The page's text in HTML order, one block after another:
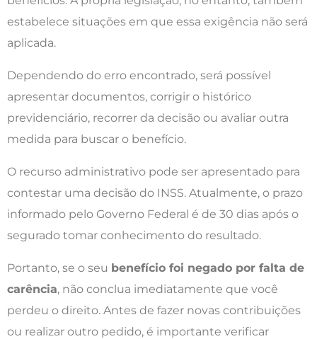
estabelece situações em que essa exigência não será
aplicada.
Dependendo do erro encontrado, será possível
apresentar documentos, corrigir o histórico
previdenciário, recorrer da decisão ou avaliar outra
medida para buscar o benefício.
O recurso administrativo pode ser apresentado para
contestar uma decisão do INSS. Atualmente, o prazo
informado pelo Governo Federal é de 30 dias após o
segurado tomar conhecimento do resultado.
Portanto, se o seu benefício foi negado por falta de
carência, não conclua imediatamente que você
perdeu o direito. Antes de fazer novas contribuições
ou realizar outro pedido, é importante verificar